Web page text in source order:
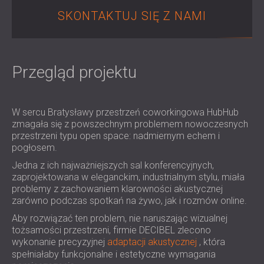
IZOLACJA AKUSTYCZNA I PANELE
AKUSTYCZNE DLA RESTAURACJI I
AKUSTYCZNE DLA HOTELI
IZOLACJA AKUSTYCZNA I PANELE
ROZWIĄZANIA DŹWIĘKOSZCZELNE I
AKUSTYCZNE DLA POWIERZCHNI
HANDLOWYCH
WYCISZANIE I AKUSTYKA W OBIEKTACH
EDUKACYJNYCH
PANELE DŹWIĘKOCHŁONNE I
AKUSTYCZNE DLA PLACÓWEK SŁUŻBY
ZDROWIA
ROZWIĄZANIA DŹWIĘKOSZCZELNE I
AKUSTYCZNE DLA SEKTORA AUDIOLOGII
ROMÂNIA (RO)
SOUTH AFRICA (ZA)
SKONTAKTUJ SIĘ Z NAMI
Przegląd projektu
W sercu Bratysławy przestrzeń coworkingowa HubHub
zmagała się z powszechnym problemem nowoczesnych
przestrzeni typu open space: nadmiernym echem i
pogłosem.
Jedna z ich najważniejszych sal konferencyjnych,
zaprojektowana w eleganckim, industrialnym stylu, miała
problemy z zachowaniem klarowności akustycznej
zarówno podczas spotkań na żywo, jak i rozmów online.
Aby rozwiązać ten problem, nie naruszając wizualnej
tożsamości przestrzeni, firmie DECIBEL zlecono
wykonanie precyzyjnej adaptacji akustycznej , która
spełniałaby funkcjonalne i estetyczne wymagania